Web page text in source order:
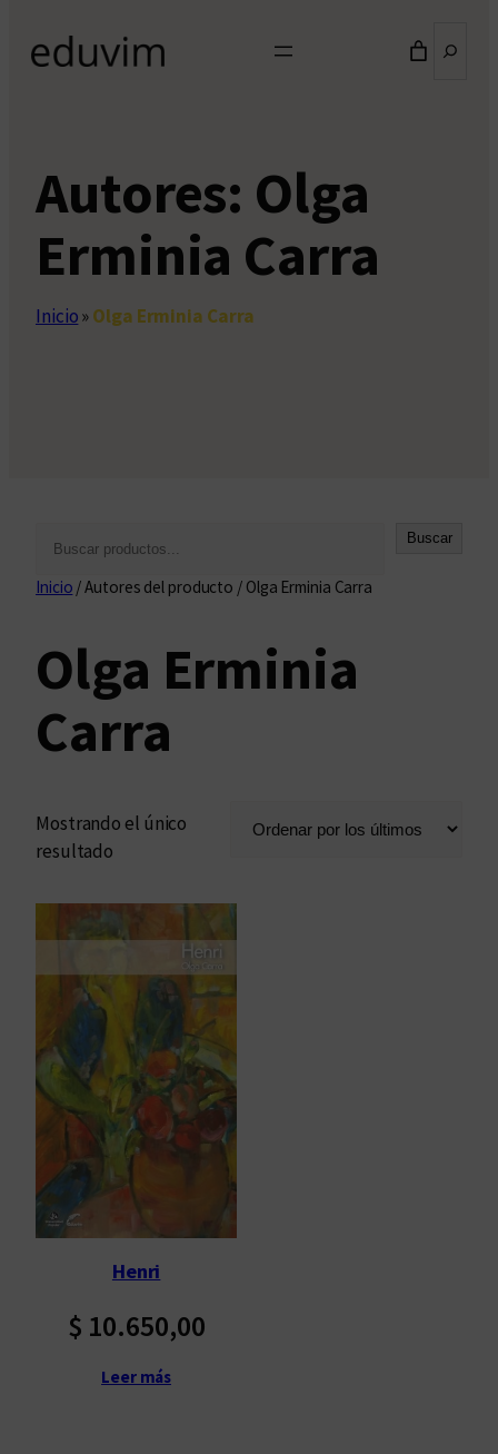
Autores: Olga
Erminia Carra
Inicio»Olga Erminia Carra
s
r
Buscar
Inicio / Autores del producto / Olga Erminia Carra
Olga Erminia
Carra
Mostrando el único
resultado
Henri
$ 10.650,00
Leer más